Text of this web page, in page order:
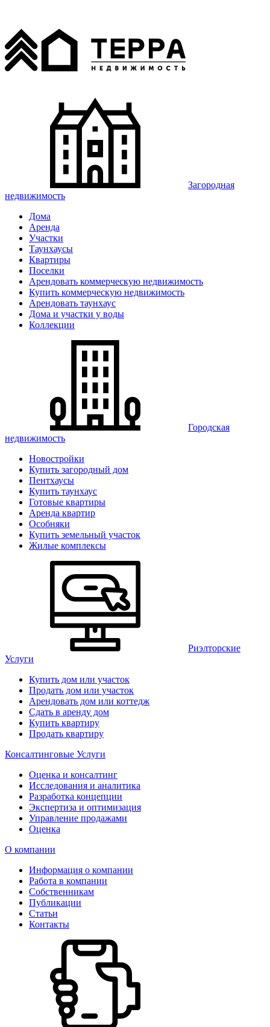
Загородная
недвижимость
Дома
Аренда
Участки
Таунхаусы
Квартиры
Поселки
Арендовать коммерческую недвижимость
Купить коммерческую недвижимость
Арендовать таунхаус
Дома и участки у воды
Коллекции
Городская
недвижимость
Новостройки
Купить загородный дом
Пентхаусы
Купить таунхаус
Готовые квартиры
Аренда квартир
Особняки
Купить земельный участок
Жилые комплексы
Риэлторские
Услуги
Купить дом или участок
Продать дом или участок
Арендовать дом или коттедж
Сдать в аренду дом
Купить квартиру
Продать квартиру
Консалтинговые Услуги
Оценка и консалтинг
Исследования и аналитика
Разработка концепции
Экспертиза и оптимизация
Управление продажами
Оценка
О компании
Информация о компании
Работа в компании
Собственникам
Публикации
Статьи
Контакты